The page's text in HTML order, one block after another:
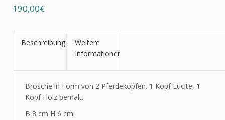
190,00€
Beschreibung
Weitere
Informationen
Brosche in Form von 2 Pferdeköpfen. 1 Kopf Lucite, 1
Kopf Holz bemalt.
B 8 cm H 6 cm.